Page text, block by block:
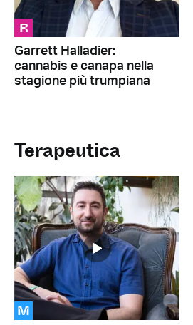
R
Garrett Halladier:
cannabis e canapa nella
stagione più trumpiana
Terapeutica
M